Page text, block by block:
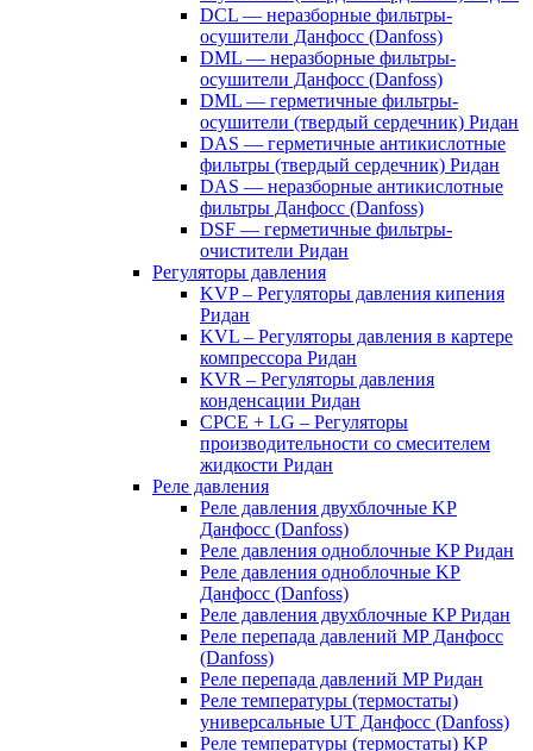
DCL — неразборные фильтры-
осушители Данфосс (Danfoss)
DML — неразборные фильтры-
осушители Данфосс (Danfoss)
DML — герметичные фильтры-
осушители (твердый сердечник) Ридан
DAS — герметичные антикислотные
фильтры (твердый сердечник) Ридан
DAS — неразборные антикислотные
фильтры Данфосс (Danfoss)
DSF — герметичные фильтры-
очистители Ридан
Регуляторы давления
KVP – Регуляторы давления кипения
Ридан
KVL – Регуляторы давления в картере
компрессора Ридан
KVR – Регуляторы давления
конденсации Ридан
CPCE + LG – Регуляторы
производительности со смесителем
жидкости Ридан
Реле давления
Реле давления двухблочные KP
Данфосс (Danfoss)
Реле давления одноблочные KP Ридан
Реле давления одноблочные KP
Данфосс (Danfoss)
Реле давления двухблочные KP Ридан
Реле перепада давлений MP Данфосс
(Danfoss)
Реле перепада давлений MP Ридан
Реле температуры (термостаты)
универсальные UT Данфосс (Danfoss)
Реле температуры (термостаты) KP